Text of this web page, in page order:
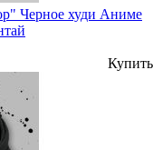
Черное худи Аниме
Купить